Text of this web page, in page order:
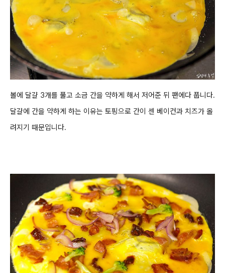
볼에 달걀 3개를 풀고 소금 간을 약하게 해서 저어준 뒤 팬에다 풉니다.
달걀에 간을 약하게 하는 이유는 토핑으로 간이 센 베이컨과 치즈가 올
려지기 때문입니다.